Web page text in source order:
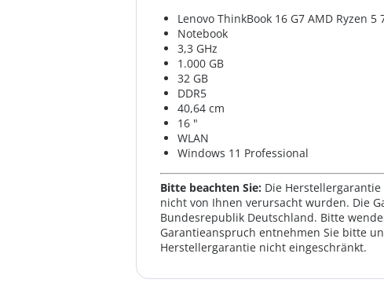
Lenovo ThinkBook 16 G7 AMD Ryzen 5
Notebook
3,3 GHz
1.000 GB
32 GB
DDR5
40,64 cm
16 "
WLAN
Windows 11 Professional
Bitte beachten Sie: Die
nicht von Ihnen verursacht wurden. Die
Bundesrepublik Deutschland. Bitte
Garantieanspruch entnehmen Sie bitte
Herstellergarantie nicht eingeschränkt.